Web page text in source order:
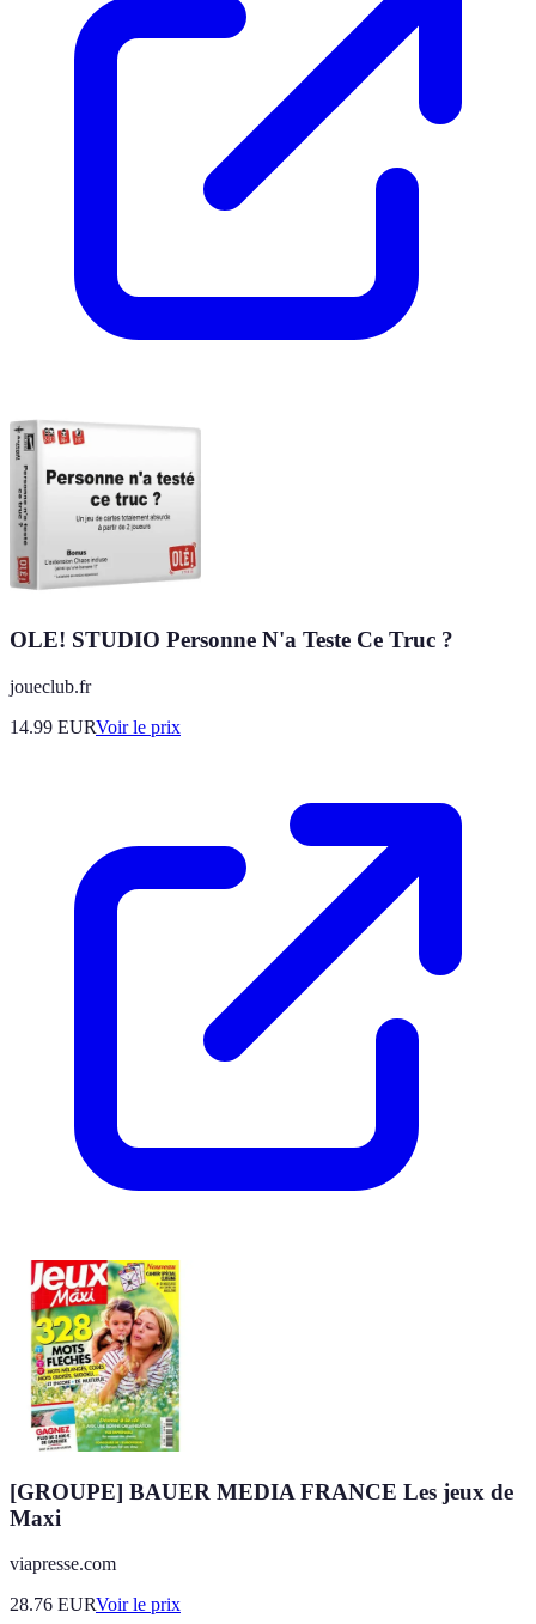
OLE! STUDIO Personne N'a Teste Ce Truc ?
joueclub.fr
14.99 EURVoir le prix
[GROUPE] BAUER MEDIA FRANCE Les jeux de
Maxi
viapresse.com
28.76 EURVoir le prix